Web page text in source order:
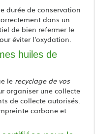
durée de conservation
dans un
de bien refermer le
éviter l'oxydation.
huiles de
le recyclage de vos
organiser une collecte
de collecte autorisés.
carbone et